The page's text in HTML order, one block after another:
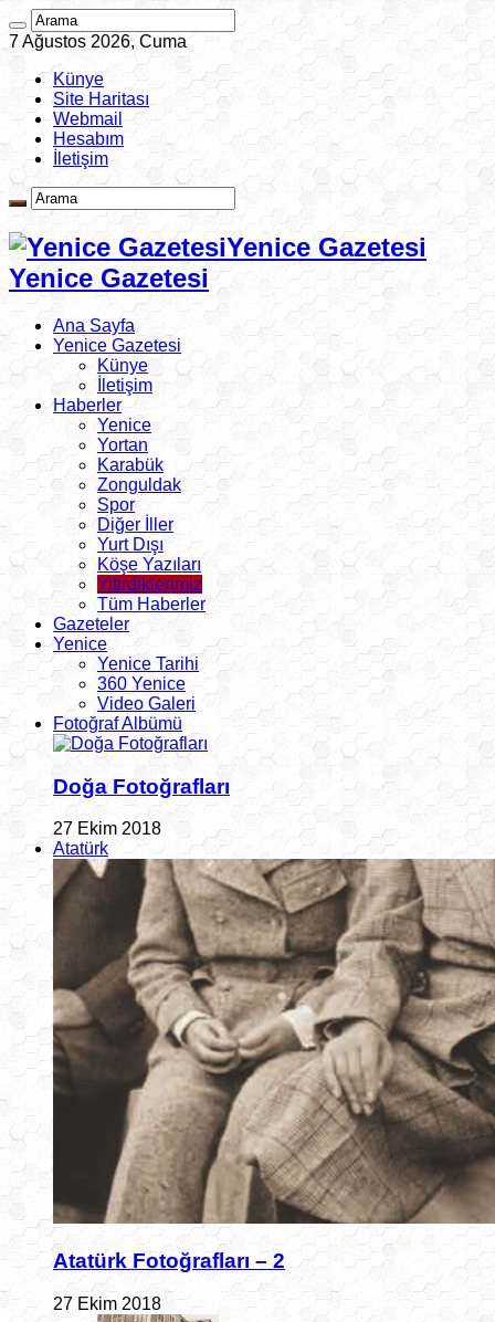
7 Ağustos 2026, Cuma
Künye
Site Haritası
Webmail
Hesabım
İletişim
Yenice Gazetesi
Yenice Gazetesi
Ana Sayfa
Yenice Gazetesi
Künye
İletişim
Haberler
Yenice
Yortan
Karabük
Zonguldak
Spor
Diğer İller
Yurt Dışı
Köşe Yazıları
Yitirdiklerimiz
Tüm Haberler
Gazeteler
Yenice
Yenice Tarihi
360 Yenice
Video Galeri
Fotoğraf Albümü
Doğa Fotoğrafları
27 Ekim 2018
Atatürk
Atatürk Fotoğrafları – 2
27 Ekim 2018